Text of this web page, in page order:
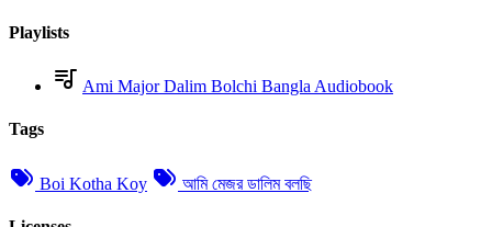
Playlists
Ami Major Dalim Bolchi Bangla Audiobook
Tags
Boi Kotha Koy আমি মেজর ডালিম বলছি